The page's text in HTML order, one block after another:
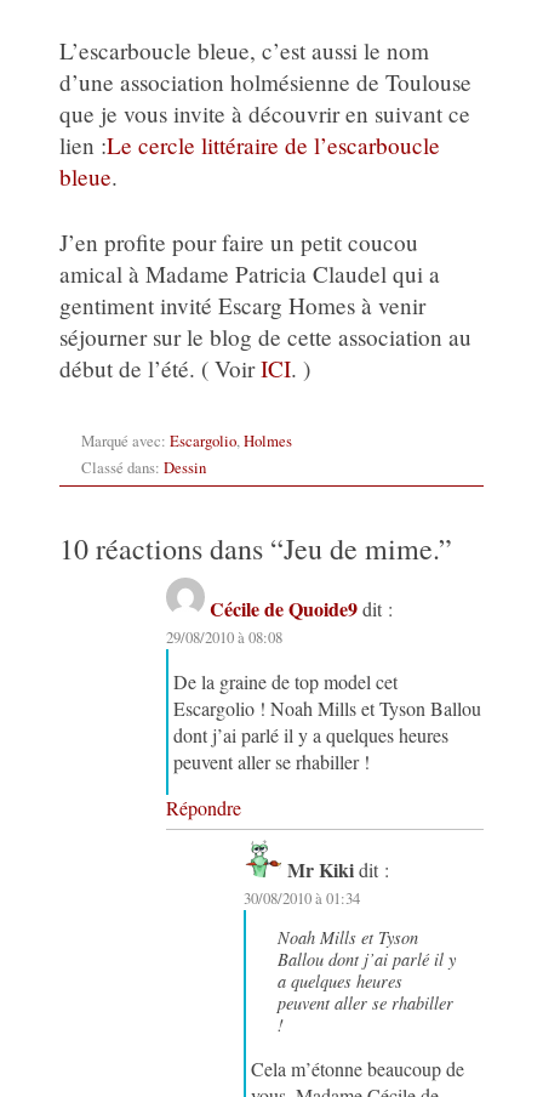
L’escarboucle bleue, c’est aussi le nom
d’une association holmésienne de Toulouse
que je vous invite à découvrir en suivant ce
lien :Le cercle littéraire de l’escarboucle
bleue.
J’en profite pour faire un petit coucou
amical à Madame Patricia Claudel qui a
gentiment invité Escarg Homes à venir
séjourner sur le blog de cette association au
début de l’été. ( VoirICI. )
Marqué avec: Escargolio,Holmes
Classé dans: Dessin
10 réactions dans “Jeu de mime.”
Cécile de Quoide9 dit :
29/08/2010 à 08:08
De la graine de top model cet
Escargolio ! Noah Mills et Tyson Ballou
dont j’ai parlé il y a quelques heures
peuvent aller se rhabiller !
Répondre
Mr Kiki dit :
30/08/2010 à 01:34
Noah Mills et Tyson
Ballou dont j’ai parlé il y
a quelques heures
peuvent aller se rhabiller
!
Cela m’étonne beaucoup de